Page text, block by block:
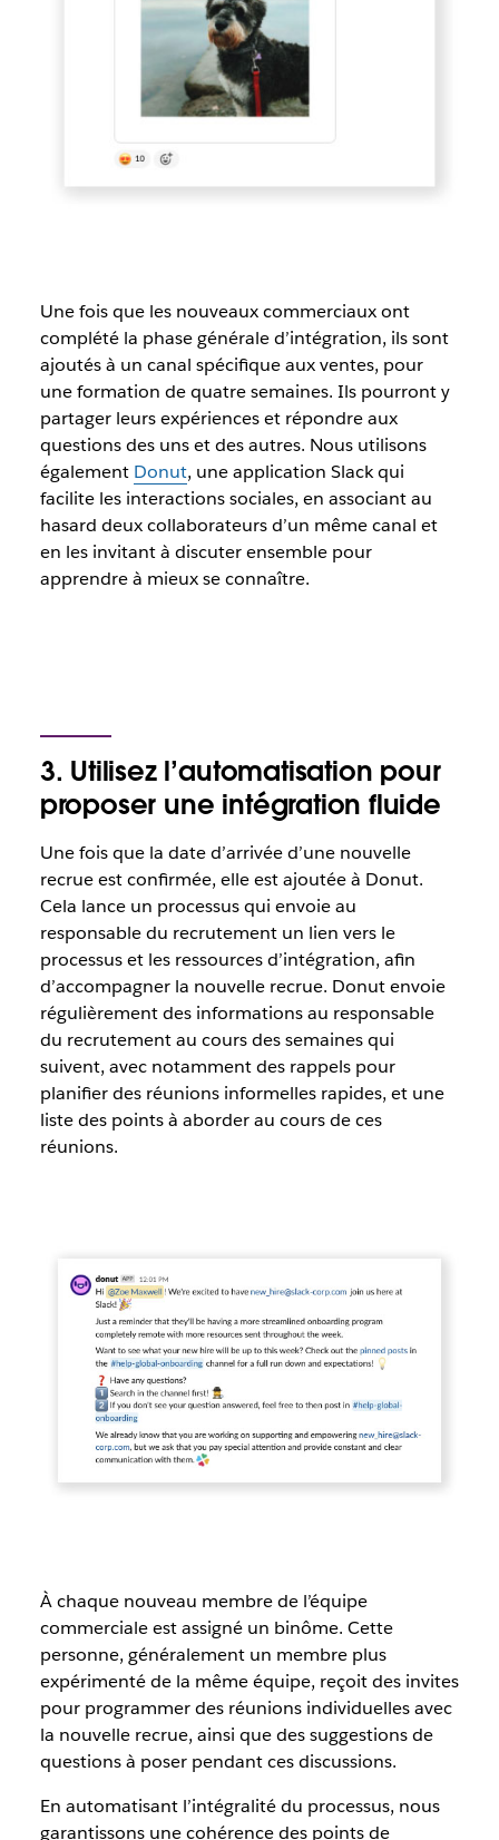
Une fois que les nouveaux commerciaux ont
complété la phase générale d’intégration, ils sont
ajoutés à un canal spécifique aux ventes, pour
une formation de quatre semaines. Ils pourront y
partager leurs expériences et répondre aux
questions des uns et des autres. Nous utilisons
également Donut, une application Slack qui
facilite les interactions sociales, en associant au
hasard deux collaborateurs d’un même canal et
en les invitant à discuter ensemble pour
apprendre à mieux se connaître.
3. Utilisez l’automatisation pour
proposer une intégration fluide
Une fois que la date d’arrivée d’une nouvelle
recrue est confirmée, elle est ajoutée à Donut.
Cela lance un processus qui envoie au
responsable du recrutement un lien vers le
processus et les ressources d’intégration, afin
d’accompagner la nouvelle recrue. Donut envoie
régulièrement des informations au responsable
du recrutement au cours des semaines qui
suivent, avec notamment des rappels pour
planifier des réunions informelles rapides, et une
liste des points à aborder au cours de ces
réunions.
À chaque nouveau membre de l’équipe
commerciale est assigné un binôme. Cette
personne, généralement un membre plus
expérimenté de la même équipe, reçoit des invites
pour programmer des réunions individuelles avec
la nouvelle recrue, ainsi que des suggestions de
questions à poser pendant ces discussions.
En automatisant l’intégralité du processus, nous
garantissons une cohérence des points de